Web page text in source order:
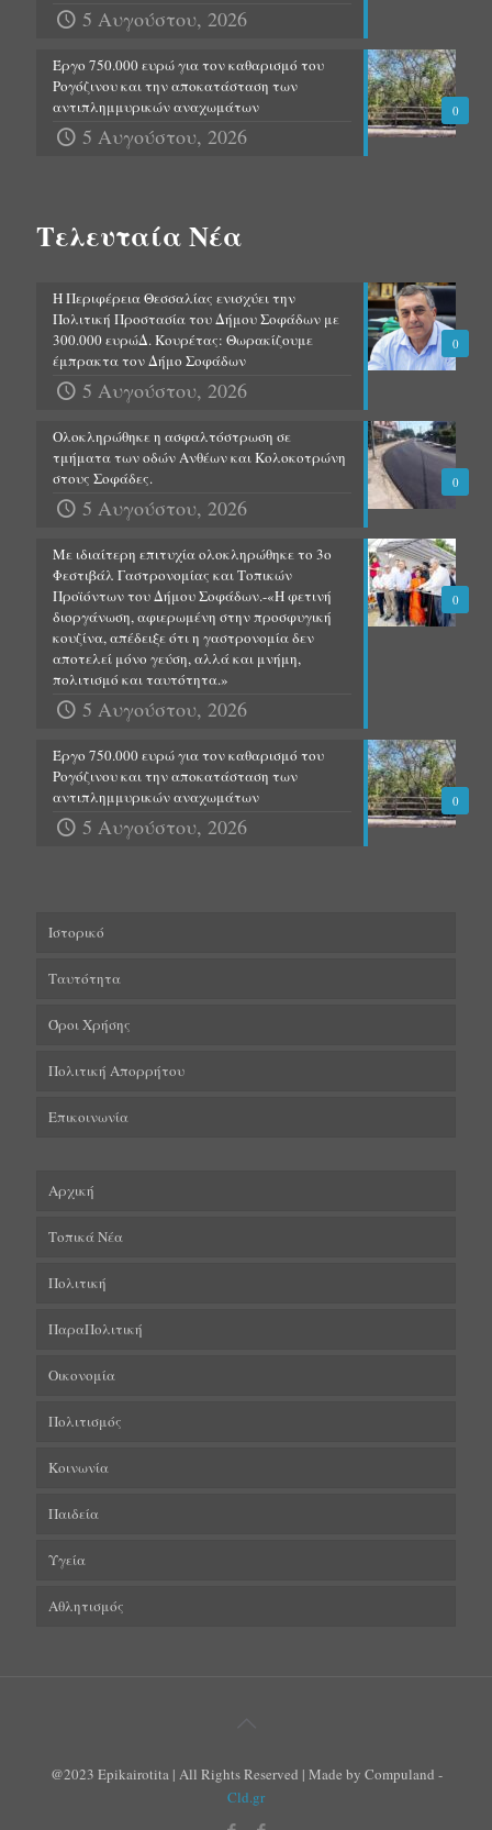
5 Αυγούστου, 2026
0
Έργο 750.000 ευρώ για τον καθαρισμό του
Ρογόζινου και την αποκατάσταση των
αντιπλημμυρικών αναχωμάτων
5 Αυγούστου, 2026
Τελευταία Νέα
0
Η Περιφέρεια Θεσσαλίας ενισχύει την
Πολιτική Προστασία του Δήμου Σοφάδων με
300.000 ευρώΔ. Κουρέτας: Θωρακίζουμε
έμπρακτα τον Δήμο Σοφάδων
5 Αυγούστου, 2026
0
Ολοκληρώθηκε η ασφαλτόστρωση σε
τμήματα των οδών Ανθέων και Κολοκοτρώνη
στους Σοφάδες.
5 Αυγούστου, 2026
0
Με ιδιαίτερη επιτυχία ολοκληρώθηκε το 3ο
Φεστιβάλ Γαστρονομίας και Τοπικών
Προϊόντων του Δήμου Σοφάδων.-«Η φετινή
διοργάνωση, αφιερωμένη στην προσφυγική
κουζίνα, απέδειξε ότι η γαστρονομία δεν
αποτελεί μόνο γεύση, αλλά και μνήμη,
πολιτισμό και ταυτότητα.»
5 Αυγούστου, 2026
0
Έργο 750.000 ευρώ για τον καθαρισμό του
Ρογόζινου και την αποκατάσταση των
αντιπλημμυρικών αναχωμάτων
5 Αυγούστου, 2026
Ιστορικό
Ταυτότητα
Όροι Χρήσης
Πολιτική Απορρήτου
Επικοινωνία
Αρχική
Τοπικά Νέα
Πολιτική
ΠαραΠολιτική
Οικονομία
Πολιτισμός
Κοινωνία
Παιδεία
Υγεία
Αθλητισμός
@2023 Epikairotita | All Rights Reserved | Made by Compuland -
Cld.gr